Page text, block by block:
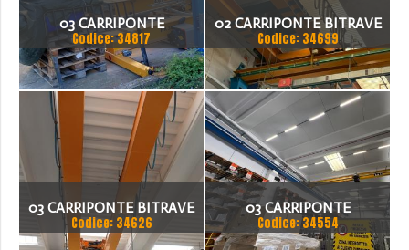
03 CARRIPONTE
KONECRANES 2 TON
Codice: 34817
02 CARRIPONTE BITRAVE
OMC 5 TON
SCARTAMENTO 10640 MM
Codice: 34699
03 CARRIPONTE BITRAVE
TECMER 5 TON
Codice: 34626
03 CARRIPONTE
MONOTRAVE MEC GRU
Codice: 34554